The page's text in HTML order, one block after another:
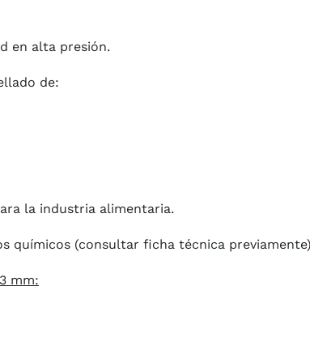
en alta presión.
de:
la industria alimentaria.
químicos (consultar ficha técnica previamente)
mm: